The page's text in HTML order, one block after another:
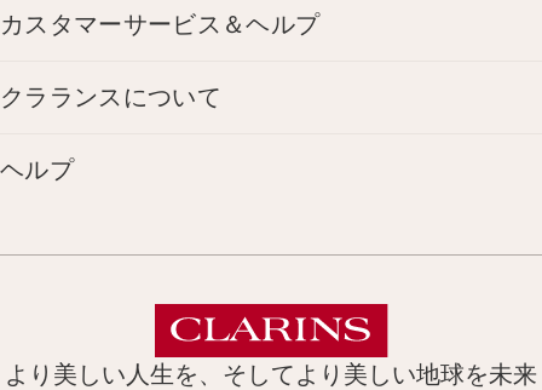
カスタマーサービス＆ヘルプ
クラランスについて
ヘルプ
より美しい人生を、そしてより美しい地球を未来